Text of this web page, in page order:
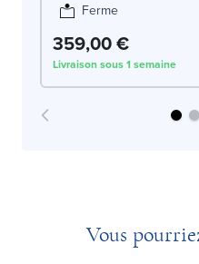
Ferme
359,00 €
Livraison sous 1 semaine
Vous